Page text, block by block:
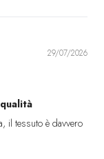
29/07/2026
il tessuto è davvero